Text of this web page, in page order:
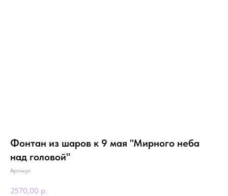
Фонтан из шаров к 9 мая "Мирного неба
над головой"
Артикул:
2570,00 р.